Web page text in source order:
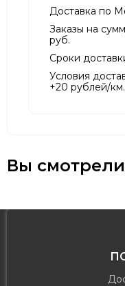
Доставка по
Заказы на
руб.
Сроки
Условия
+20 рублей/км.
Вы смотрели